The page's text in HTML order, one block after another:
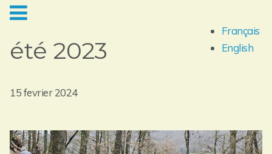
Français
English
été 2023
15 fevrier 2024